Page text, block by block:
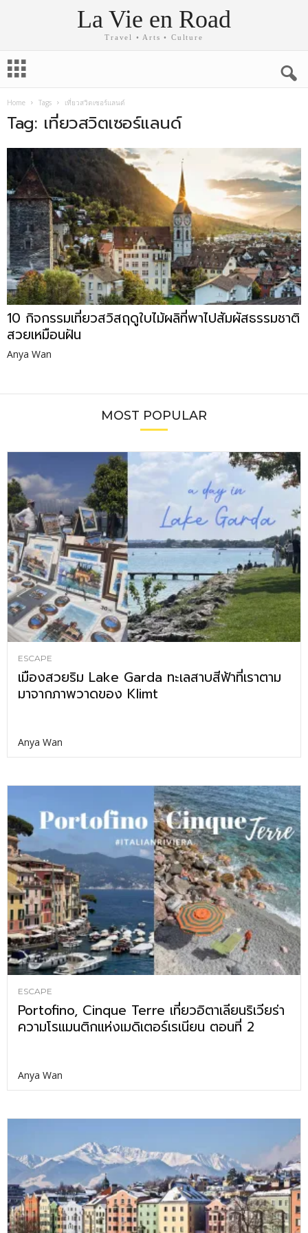
La Vie en Road
Travel • Arts • Culture
Home Tags เที่ยวสวิตเซอร์แลนด์
Tag: เที่ยวสวิตเซอร์แลนด์
10 กิจกรรมเที่ยวสวิสฤดูใบไม้ผลิที่พาไปสัมผัสธรรมชาติ
สวยเหมือนฝัน
Anya Wan
MOST POPULAR
ESCAPE
เมืองสวยริม Lake Garda ทะเลสาบสีฟ้าที่เราตาม
มาจากภาพวาดของ Klimt
Anya Wan
ESCAPE
Portofino, Cinque Terre เที่ยวอิตาเลียนริเวียร่า
ความโรแมนติกแห่งเมดิเตอร์เรเนียน ตอนที่ 2
Anya Wan